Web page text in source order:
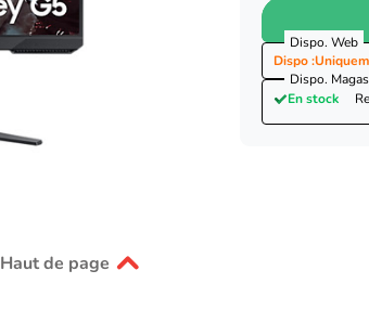
Dispo. Web
Dispo :
Dispo.
En stock
Haut de page